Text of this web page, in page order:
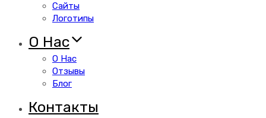
Сайты
Логотипы
О Нас
О Нас
Отзывы
Блог
Контакты